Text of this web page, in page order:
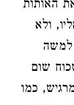
האותות
ולא
שום
כמו